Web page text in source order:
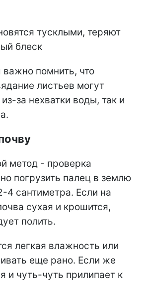
тусклыми, теряют
блеск
помнить, что
листьев могут
за нехватки воды, так и
метод - проверка
погрузить палец в землю
4 сантиметра. Если на
сухая и крошится,
полить.
легкая влажность или
еще рано. Если же
и чуть-чуть прилипает к